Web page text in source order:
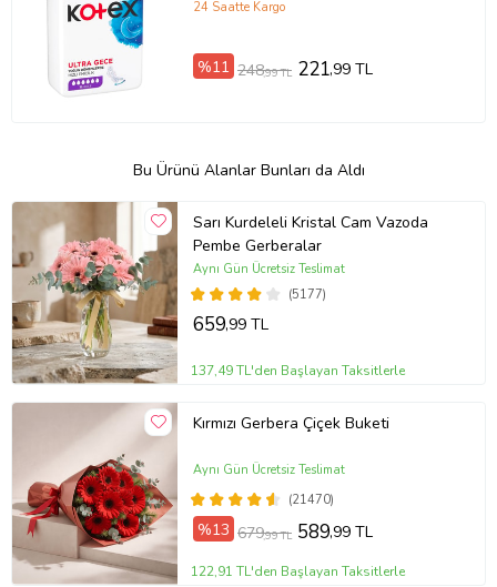
24 Saatte Kargo
%11 248,99 TL 221,99 TL
Bu Ürünü Alanlar Bunları da Aldı
Sarı Kurdeleli Kristal Cam Vazoda
Pembe Gerberalar
(5177)
Aynı Gün Ücretsiz Teslimat
659,99 TL
137,49 TL'den Başlayan Taksitlerle
Kırmızı Gerbera Çiçek Buketi
(21470)
Aynı Gün Ücretsiz Teslimat
%13 679,99 TL 589,99 TL
122,91 TL'den Başlayan Taksitlerle